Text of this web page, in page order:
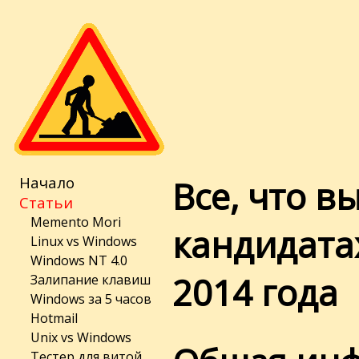
Начало
Статьи
Memento Mori
Linux vs Windows
Windows NT 4.0
Залипание клавиш
Windows за 5 часов
Hotmail
Unix vs Windows
Все, что
2014 года